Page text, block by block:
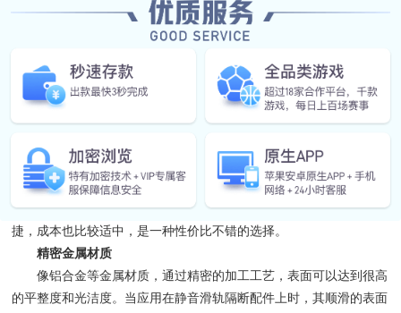
对于一些对安静环境要求较高的场所，比如书房、会议室等，静
音滑轨隔断配件更是不可或缺。想象一下，在会议室里进行重要的讨
音≤25dB 的静音滑轨隔断配件，就能轻松营造出安静有序的空间氛
围，助力各项活动顺利开展。
二、材质选择是关键
部分塑料材质经过特殊工艺处理后，具备良好的耐磨性和自润滑
性，在作为静音滑轨隔断配件的材质时，能有效减少滑动过程中的摩
擦，从而降低噪音。而且优质塑料材质相对轻便，安装起来也较为便
捷，成本也比较适中，是一种性价比不错的选择。
精密金属材质
像铝合金等金属材质，通过精密的加工工艺，表面可以达到很高
的平整度和光洁度。当应用在静音滑轨隔断配件上时，其顺滑的表面